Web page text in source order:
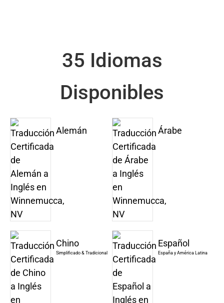
35 Idiomas
Disponibles
Alemán Árabe
Chino
Simplificado & Tradicional
Español
España y América Latina